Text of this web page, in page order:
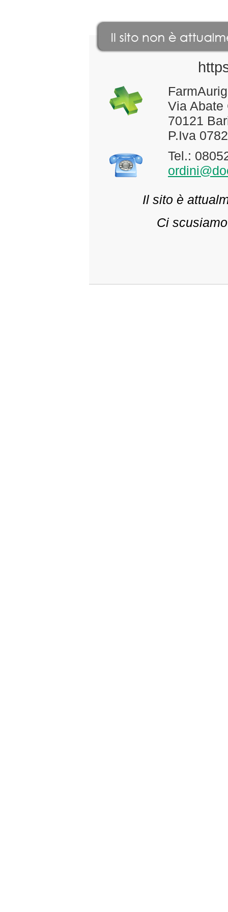
Via Abate
70121
P.Iva
Tel.:
Il sito è
Ci